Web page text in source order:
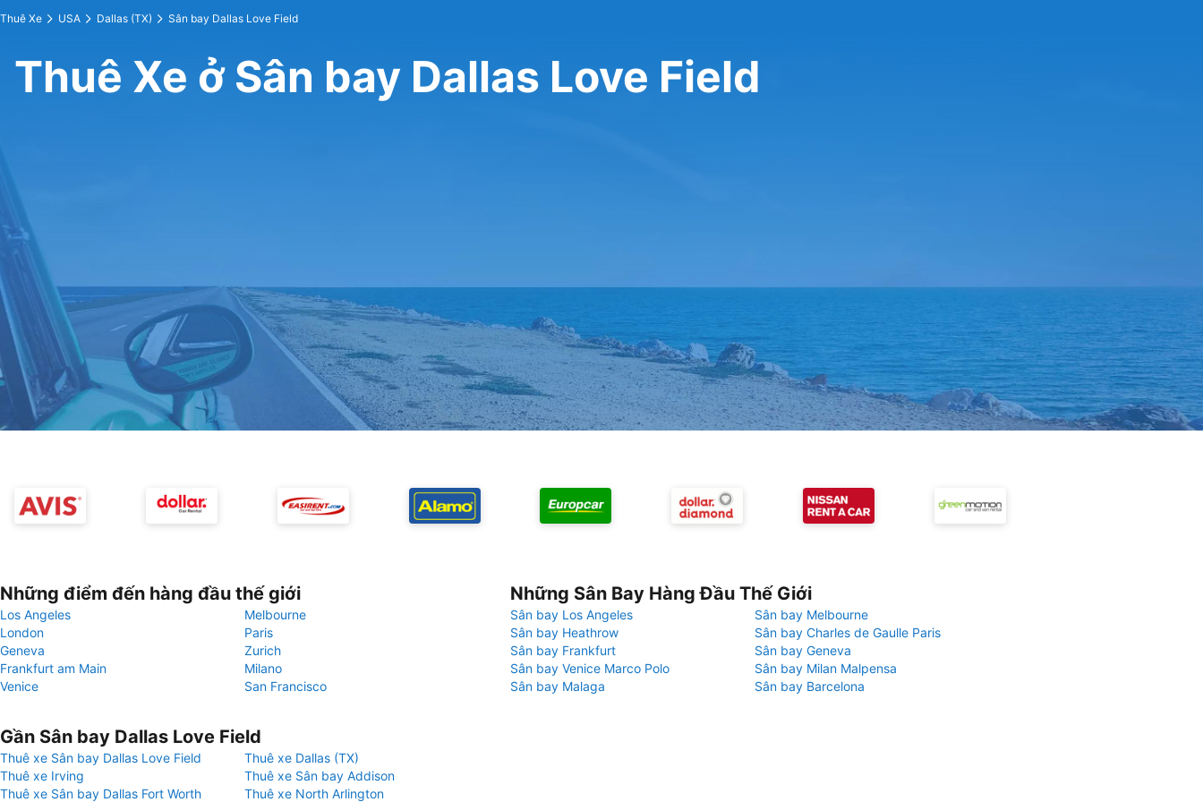
Thuê Xe USA Dallas (TX) Sân bay Dallas Love Field
Thuê Xe ở Sân bay Dallas Love Field
Những điểm đến hàng đầu thế giới
Los Angeles
Melbourne
London
Paris
Geneva
Zurich
Frankfurt am Main
Milano
Venice
San Francisco
Những Sân Bay Hàng Đầu Thế Giới
Sân bay Los Angeles
Sân bay Melbourne
Sân bay Heathrow
Sân bay Charles de Gaulle Paris
Sân bay Frankfurt
Sân bay Geneva
Sân bay Venice Marco Polo
Sân bay Milan Malpensa
Sân bay Malaga
Sân bay Barcelona
Gần Sân bay Dallas Love Field
Thuê xe Sân bay Dallas Love Field
Thuê xe Dallas (TX)
Thuê xe Irving
Thuê xe Sân bay Addison
Thuê xe Sân bay Dallas Fort Worth
Thuê xe North Arlington